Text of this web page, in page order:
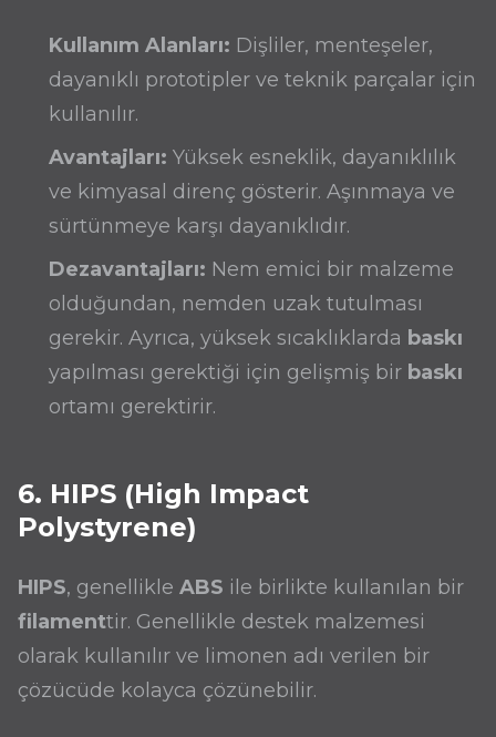
Kullanım Alanları: Dişliler, menteşeler,
dayanıklı prototipler ve teknik parçalar için
kullanılır.
Avantajları: Yüksek esneklik, dayanıklılık
ve kimyasal direnç gösterir. Aşınmaya ve
sürtünmeye karşı dayanıklıdır.
Dezavantajları: Nem emici bir malzeme
olduğundan, nemden uzak tutulması
gerekir. Ayrıca, yüksek sıcaklıklarda baskı
yapılması gerektiği için gelişmiş bir baskı
ortamı gerektirir.
6. HIPS (High Impact
Polystyrene)
HIPS, genellikle ABS ile birlikte kullanılan bir
filamenttir. Genellikle destek malzemesi
olarak kullanılır ve limonen adı verilen bir
çözücüde kolayca çözünebilir.